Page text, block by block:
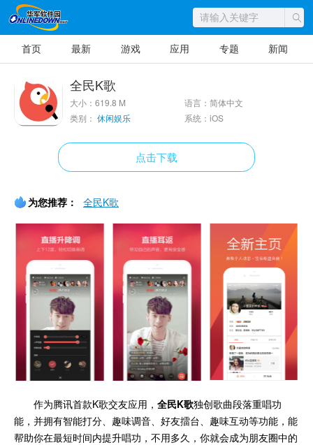
首页 最新 游戏 应用 专题 新闻
全民K歌
大小：619.8 M
语言：简体中文
类别： 休闲娱乐 系统：iOS
点击下载
为您推荐： 全民K歌
作为腾讯首款K歌交友应用， 全民K歌独创歌曲段落重唱功
能，并拥有智能打分、趣味调音、好友擂台、趣味互动等功能，能
帮助你在最短时间内提升唱功，不用多久，你就会成为朋友圈中的